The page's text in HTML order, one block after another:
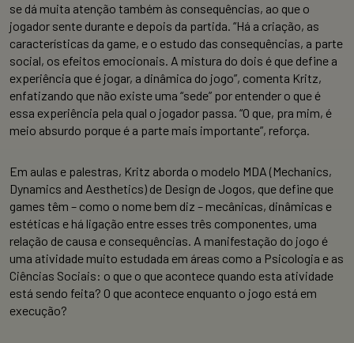
se dá muita atenção também às consequências, ao que o
jogador sente durante e depois da partida. “Há a criação, as
características da game, e o estudo das consequências, a parte
social, os efeitos emocionais. A mistura do dois é que define a
experiência que é jogar, a dinâmica do jogo”, comenta Kritz,
enfatizando que não existe uma “sede” por entender o que é
essa experiência pela qual o jogador passa. “O que, pra mim, é
meio absurdo porque é a parte mais importante”, reforça.
Em aulas e palestras, Kritz aborda o modelo MDA (Mechanics,
Dynamics and Aesthetics) de Design de Jogos, que define que
games têm – como o nome bem diz – mecânicas, dinâmicas e
estéticas e há ligação entre esses três componentes, uma
relação de causa e consequências. A manifestação do jogo é
uma atividade muito estudada em áreas como a Psicologia e as
Ciências Sociais: o que o que acontece quando esta atividade
está sendo feita? O que acontece enquanto o jogo está em
execução?